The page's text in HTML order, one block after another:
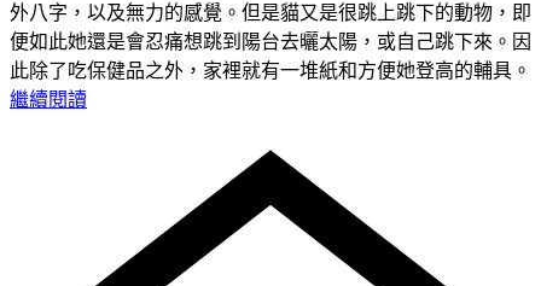
外八字，以及無力的感覺。但是貓又是很跳上跳下的動物，即
便如此她還是會忍痛想跳到陽台去曬太陽，或自己跳下來。因
此除了吃保健品之外，家裡就有一堆紙和方便她登高的輔具。
繼續閱讀